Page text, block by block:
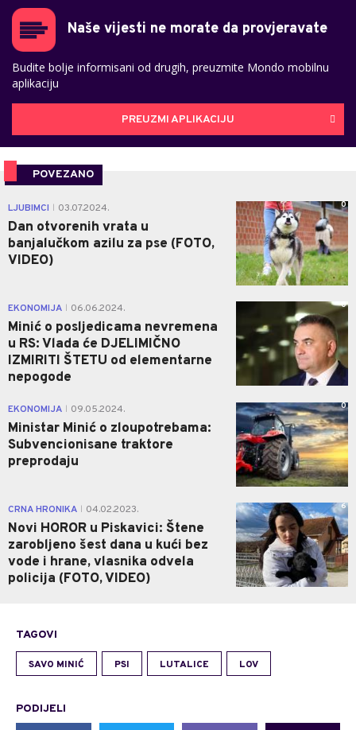
Naše vijesti ne morate da provjeravate
Budite bolje informisani od drugih, preuzmite Mondo mobilnu
aplikaciju
PREUZMI APLIKACIJU
POVEZANO
LJUBIMCI 03.07.2024.
Dan otvorenih vrata u
banjalučkom azilu za pse (FOTO,
VIDEO)
0
EKONOMIJA 06.06.2024.
Minić o posljedicama nevremena
u RS: Vlada će DJELIMIČNO
IZMIRITI ŠTETU od elementarne
nepogode
0
EKONOMIJA 09.05.2024.
Ministar Minić o zloupotrebama:
Subvencionisane traktore
preprodaju
0
CRNA HRONIKA 04.02.2023.
Novi HOROR u Piskavici: Štene
zarobljeno šest dana u kući bez
vode i hrane, vlasnika odvela
policija (FOTO, VIDEO)
6
TAGOVI
SAVO MINIĆ PSI LUTALICE LOV
PODIJELI